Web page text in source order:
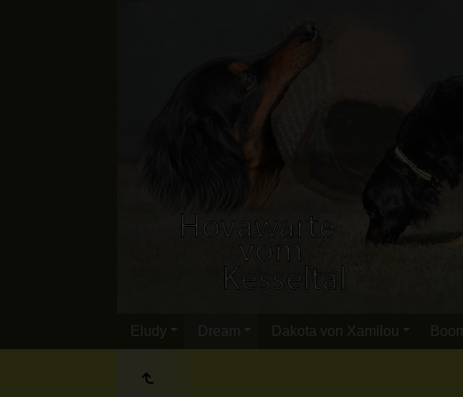
Eludy Dream Dakota von Xamilou